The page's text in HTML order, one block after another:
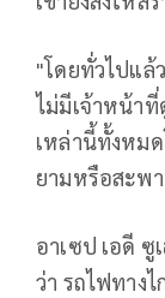
"โดยทั่วไปแล้
ไม่มีเจ้าหน้า
เหล่านี้ทั้งหม
ยามหรือสะพ
อาเซป เอดี ซู
ว่า รถไฟทาง